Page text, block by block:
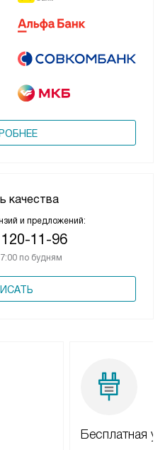
качества
и предложений:
11-96
по будням
Бесплатная